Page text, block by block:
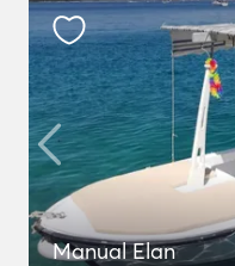
Manual Elan